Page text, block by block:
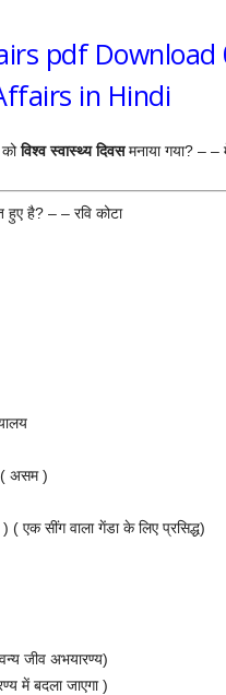
pdf
in Hindi
विश्व स्वास्थ्य दिवसमनाया गया? – –
है? – – रवि कोटा
( असम )
) ( एक सींग वाला गेंडा के लिए प्रसिद्ध)
जीव अभयारण्य)
में बदला जाएगा )